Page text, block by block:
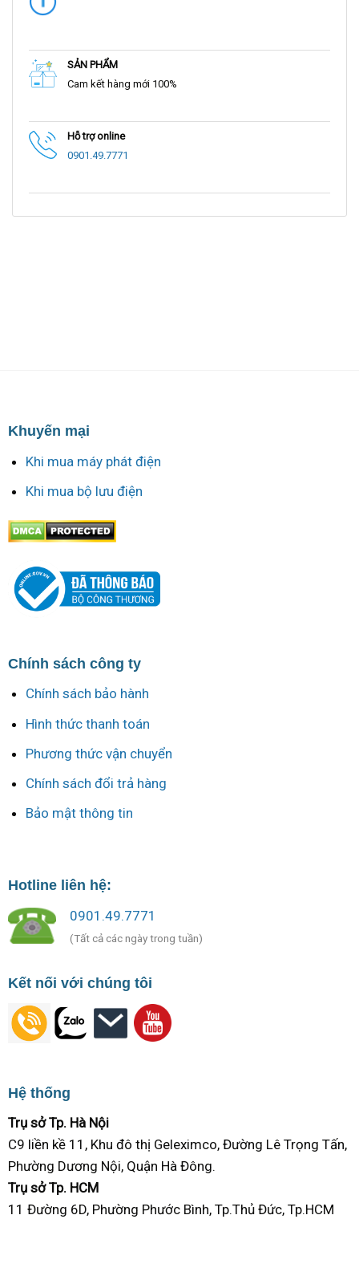
SẢN PHẨM
Cam kết hàng mới 100%
Hỗ trợ online
0901.49.7771
Khuyến mại
Khi mua máy phát điện
Khi mua bộ lưu điện
Chính sách công ty
Chính sách bảo hành
Hình thức thanh toán
Phương thức vận chuyển
Chính sách đổi trả hàng
Bảo mật thông tin
Hotline liên hệ:
0901.49.7771
(Tất cả các ngày trong tuần)
Kết nối với chúng tôi
Hệ thống
Trụ sở Tp. Hà Nội
C9 liền kề 11, Khu đô thị Geleximco, Đường Lê Trọng Tấn,
Phường Dương Nội, Quận Hà Đông.
Trụ sở Tp. HCM
11 Đường 6D, Phường Phước Bình, Tp.Thủ Đức, Tp.HCM